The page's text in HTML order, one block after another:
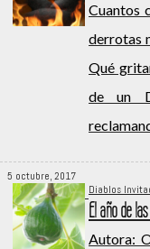
Cuantos
derrotas
Qué
de un
5 octubre, 2017
Diablos
El año de
Autora: